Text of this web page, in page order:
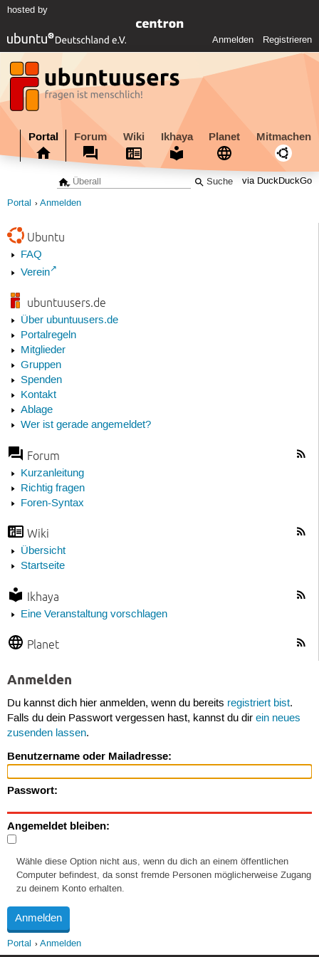
hosted by
Anmelden Registrieren
Portal Forum Wiki Ikhaya Planet Mitmachen
via DuckDuckGo
Portal Anmelden
Ubuntu
FAQ
Verein
ubuntuusers.de
Über ubuntuusers.de
Portalregeln
Mitglieder
Gruppen
Spenden
Kontakt
Ablage
Wer ist gerade angemeldet?
Forum
Kurzanleitung
Richtig fragen
Foren-Syntax
Wiki
Übersicht
Startseite
Ikhaya
Eine Veranstaltung vorschlagen
Planet
Anmelden
Du kannst dich hier anmelden, wenn du bereits registriert bist.
Falls du dein Passwort vergessen hast, kannst du dir ein neues
zusenden lassen.
Benutzername oder Mailadresse:
Passwort:
Angemeldet bleiben:
Wähle diese Option nicht aus, wenn du dich an einem öffentlichen
Computer befindest, da sonst fremde Personen möglicherweise Zugang
zu deinem Konto erhalten.
Portal Anmelden